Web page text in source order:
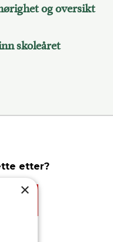
og oversikt
skoleåret
etter?
×